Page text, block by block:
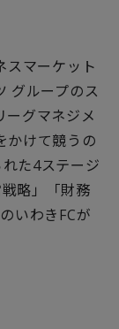
スマーケット
グループのス
ーグマネジメ
かけて競うの
た4ステージ
略」「財務
いわきFCが